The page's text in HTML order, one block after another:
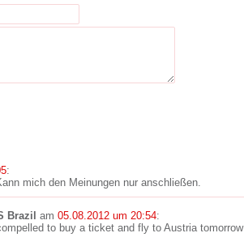
:
mich den Meinungen nur anschließen.
Brazil am 05.08.2012 um 20:54:
to buy a ticket and fly to Austria tomorrow